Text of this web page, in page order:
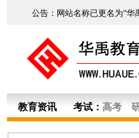
公告：网站名称已更名为“华
教育资讯 考试： 高考